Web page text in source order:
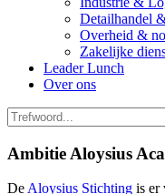
Detailhandel
Overheid &
Zakelijke
Leader Lunch
Over ons
Ambitie Aloysius
DeAloysius Stichting is er